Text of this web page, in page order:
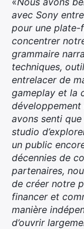
avec Sony
pour une plate-
concentrer
grammaire
techniques,
entrelacer de
gameplay et la
développement
avons senti
studio
un public
décennies de
partenaires,
de créer notre
financer et
manière
d’ouvrir